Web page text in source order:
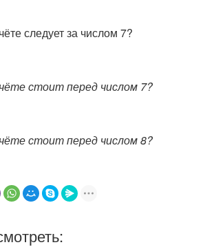
следует за числом 7?
стоит перед числом 7?
стоит перед числом 8?